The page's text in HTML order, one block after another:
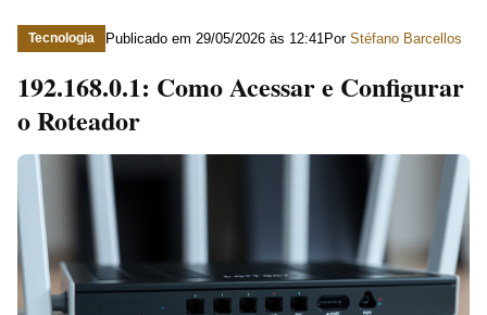
Tecnologia Publicado em 29/05/2026 às 12:41 Por Stéfano Barcellos
192.168.0.1: Como Acessar e Configurar
o Roteador